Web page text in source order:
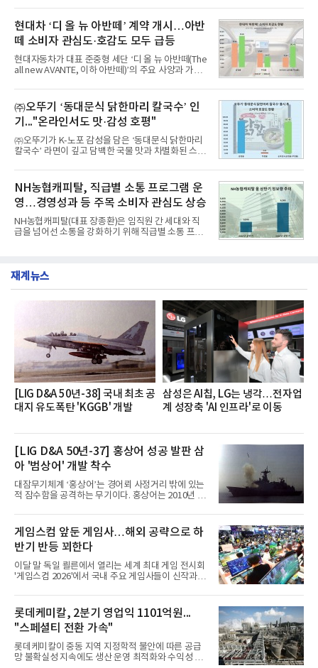
디교육, 대교, 디지
이 순으로 뒤를 이었다.7일 한국기업평판연구소(소장
구창환)는 산업통상자원부 공공기관 41개 브랜드를
대상으로 지난 7월 7일부터 8월 7일까지 수집된 소비
자 빅데이터 91,102,549건을 분석한 결과, 한국전력
공사가 브랜드평판지수 10,670,633을 기록하며 8월
1위에 올랐다고 밝혔다. 분석에 활용된 빅데이터는 지
난 7월(88,893,823건) 대비 2.48% 증가한 수치다.연
수력원자력, 한국석
현대차 ‘디 올 뉴 아반떼’ 계약 개시…아반
떼 소비자 관심도·호감도 모두 급등
현대자동차가 대표 준중형 세단 ‘디 올 뉴 아반떼(The
all new AVANTE, 이하 아반떼)’의 주요 사양과 가격
떼는 6년 만에 선보이는 8세대 완전변경 모델로, ▲정
교한 선과 면을 중심으로 완성한 파격적인 디자인 ▲
과거 중형 세단 수준으로 확대된 차체 제원 ▲글로벌
최고 수준의 안전성 ▲성능과 효율을 동시에 높인 주
행 완성도 ▲첨단 편의 및 디지털 사양 적용 등을 통해
글로벌 준중형 세단의 새로운 기준을 세웠다.아반떼
는 가솔린 2.0과 1.6 하이브리드 두 가지 파워트레인
넘
㈜오뚜기 ‘동대문식 닭한마리 칼국수’ 인
기..."온라인서도 맛·감성 호평"
㈜오뚜기가 K-노포 감성을 담은 ‘동대문식 닭한마리
칼국수’ 라면이 깊고 담백한 국물 맛과 차별화된 스토
혔다.‘동대문식 닭한마리 칼국수’는 예상을 뛰어넘는
소비자 호응에 힘입어 지난 7월 13일 첫 선을 보인 지
단 18일 만에 누적 판매량 50만 개를 돌파하는 성과를
거두었다.이번 신제품은 개발진이 전국의 닭한마리
전문점을 직접 찾아 다니며 최적의 육수 비율을 완성
했다. 자극적이지 않으면서도 깊은 닭육수에 마늘의
개운한 풍미를 더했으며, 국물이 잘 배어들면서도 쫄
서도
NH농협캐피탈, 직급별 소통 프로그램 운
영…경영성과 등 주목 소비자 관심도 상승
NH농협캐피탈(대표 장종환)은 임직원 간 세대와 직
급을 넘어선 소통을 강화하기 위해 직급별 소통 프로
영지원부 홍보팀과 2026년 새로이(e)＊가 공동 주관
쳐 진행됐다.참고로 새로이(e)는 NH농협캐피탈 MZ
세대들로(과장~계장) 구성된 자율 참여조직으로, 조
직문화 혁신과 업무 효율성 향상을 위한 다양한 활동
을 추진하며,새로운 변화와 이로운 영향력을 조직전
반에 전파하는 역할
재계뉴스
[LIG D&A 50년-38] 국내 최초 공
대지 유도폭탄 'KGGB' 개발
삼성은 AI칩, LG는 냉각…전자업
계 성장축 'AI 인프라'로 이동
[LIG D&A 50년-37] 홍상어 성공 발판 삼
아 '범상어' 개발 착수
대잠무기체계 ‘홍상어’는 경어뢰 사정거리 밖에 있는
적 잠수함을 공격하는 무기이다. 홍상어는 2010년 넥
이뤄졌다. 이후 2012년 한국형 구축함(KDX-1) 이상
의 함정에 실전 배치됐다.그해 7월 해군은 동해상에서
성능 검증을 위해 홍상어 시험발사를 실시했다. 이때
홍상어가 목표 지점에서 입수한 후 표적을 타격하지
못하고 물속에서 멈춰버리는 예상 밖의 일이 벌어졌
다. 2차 품질확인 사격 시험에서도 만족스러운 결과를
얻지 못했다. 완벽한 신뢰성 확보를 위해 LIG넥스원은
분야를
게임스컴 앞둔 게임사…해외 공략으로 하
반기 반등 꾀한다
이달 말 독일 쾰른에서 열리는 세계 최대 게임 전시회
'게임스컴 2026'에서 국내 주요 게임사들이 신작과 글
체별로 엇갈린 가운데 하반기 신작 흥행과 해외 시장
성과가 실적을 좌우할 핵심 변수로 떠오르고 있다.8일
업계에 따르면 올해 상반기 게임업계는 기업별 성적
표가 크게 갈렸다. 대표적으로 크래프톤은 'PUBG: 배
틀그라운드'의 안정적인 성장에 힘입어 상반기 연결
기준 매출 2조6616억원, 영업이익 9725억원으로 역
대 최대 실적을 기록했다. 엔씨도 올해 출시한 '아이온
롯데케미칼, 2분기 영업익 1101억원...
"스페셜티 전환 가속"
롯데케미칼이 중동 지역 지정학적 불안에 따른 공급
망 불확실성 지속에도 생산 운영 최적화와 수익성 중